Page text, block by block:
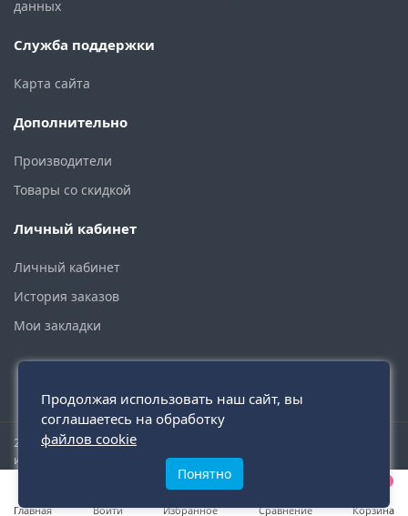
Главная Войти
0
Избранное Сравнение Корзина
данных
Служба поддержки
Карта сайта
Дополнительно
Производители
Товары со скидкой
Личный кабинет
Личный кабинет
История заказов
Мои закладки
2015 - 2026 © santehmoskva.ru — интернет-магазин сантехники
инженерной и бытовой.
Продолжая использовать наш сайт, вы
соглашаетесь на обработку
файлов cookie
Понятно